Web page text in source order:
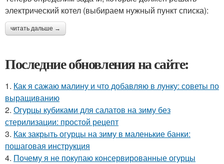
электрический котел (выбираем нужный пункт списка):
читать дальше →
Последние обновления на сайте:
1. Как я сажаю малину и что добавляю в лунку: советы по
выращиванию
2. Огурцы кубиками для салатов на зиму без
стерилизации: простой рецепт
3. Как закрыть огурцы на зиму в маленькие банки:
пошаговая инструкция
4. Почему я не покупаю консервированные огурцы